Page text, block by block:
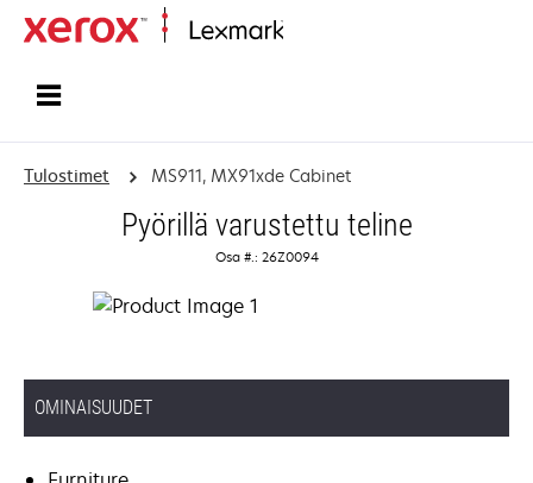
Tulostimet MS911, MX91xde Cabinet
Pyörillä varustettu teline
Osa #.: 26Z0094
OMINAISUUDET